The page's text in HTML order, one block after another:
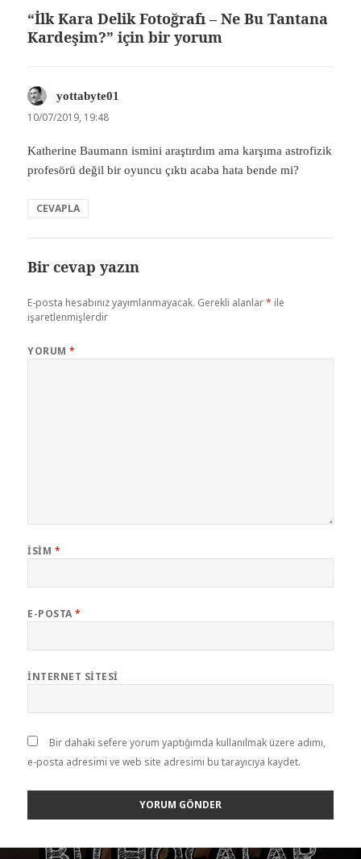
“İlk Kara Delik Fotoğrafı – Ne Bu Tantana
Kardeşim?” için bir yorum
yottabyte01
10/07/2019, 19:48
Katherine Baumann ismini araştırdım ama karşıma astrofizik
profesörü değil bir oyuncu çıktı acaba hata bende mi?
CEVAPLA
Bir cevap yazın
E-posta hesabınız yayımlanmayacak. Gerekli alanlar* ile
işaretlenmişlerdir
YORUM*
İSIM *
E-POSTA*
İNTERNET SITESI
Bir dahaki sefere yorum yaptığımda kullanılmak üzere adımı,
e-posta adresimi ve web site adresimi bu tarayıcıya kaydet.